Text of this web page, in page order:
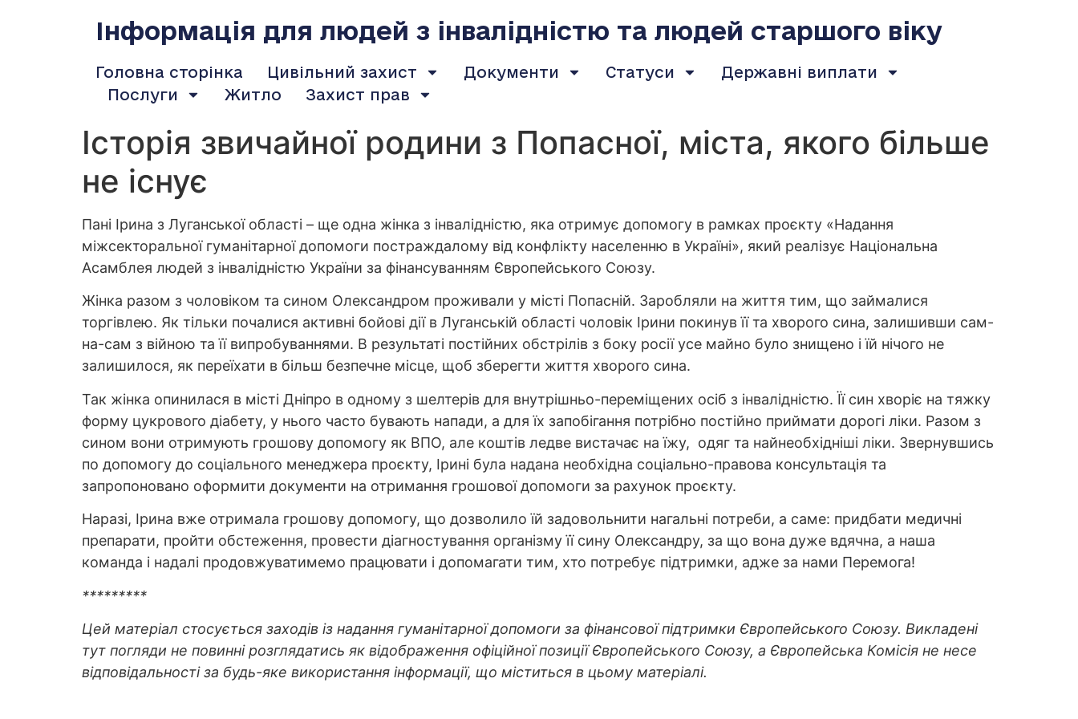
Інформація для людей з інвалідністю та людей старшого віку
Головна сторінка Цивільний захист Документи Статуси
Державні виплати
Послуги
Житло Захист прав
Історія звичайної родини з Попасної, міста, якого більше
не існує
Пані Ірина з Луганської області – ще одна жінка з інвалідністю, яка отримує допомогу в рамках проєкту «Надання
міжсекторальної гуманітарної допомоги постраждалому від конфлікту населенню в Україні», який реалізує Національна
Асамблея людей з інвалідністю України за фінансуванням Європейського Союзу.
Жінка разом з чоловіком та сином Олександром проживали у місті Попасній. Заробляли на життя тим, що займалися
торгівлею. Як тільки почалися активні бойові дії в Луганській області чоловік Ірини покинув її та хворого сина, залишивши сам-
на-сам з війною та її випробуваннями. В результаті постійних обстрілів з боку росії усе майно було знищено і їй нічого не
залишилося, як переїхати в більш безпечне місце, щоб зберегти життя хворого сина.
Так жінка опинилася в місті Дніпро в одному з шелтерів для внутрішньо-переміщених осіб з інвалідністю. Її син хворіє на тяжку
форму цукрового діабету, у нього часто бувають напади, а для їх запобігання потрібно постійно приймати дорогі ліки. Разом з
сином вони отримують грошову допомогу як ВПО, але коштів ледве вистачає на їжу, одяг та найнеобхідніші ліки. Звернувшись
по допомогу до соціального менеджера проєкту, Ірині була надана необхідна соціально-правова консультація та
запропоновано оформити документи на отримання грошової допомоги за рахунок проєкту.
Наразі, Ірина вже отримала грошову допомогу, що дозволило їй задовольнити нагальні потреби, а саме: придбати медичні
препарати, пройти обстеження, провести діагностування організму її сину Олександру, за що вона дуже вдячна, а наша
команда і надалі продовжуватимемо працювати і допомагати тим, хто потребує підтримки, адже за нами Перемога!
*********
Цей матеріал стосується заходів із надання гуманітарної допомоги за фінансової підтримки Європейського Союзу. Викладені
тут погляди не повинні розглядатись як відображення офіційної позиції Європейського Союзу, а Європейська Комісія не несе
відповідальності за будь-яке використання інформації, що міститься в цьому матеріалі.